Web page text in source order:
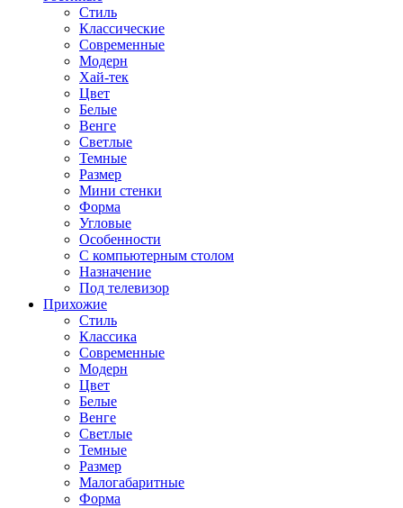
Стиль
Классические
Современные
Модерн
Хай-тек
Цвет
Белые
Венге
Светлые
Темные
Размер
Мини стенки
Форма
Угловые
Особенности
С компьютерным столом
Назначение
Под телевизор
Прихожие
Стиль
Классика
Современные
Модерн
Цвет
Белые
Венге
Светлые
Темные
Размер
Малогабаритные
Форма